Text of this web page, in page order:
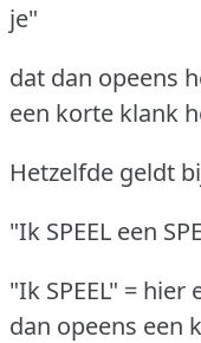
je"
dat dan opeens
een korte klank
Hetzelfde geldt
"Ik SPEEL een
"Ik SPEEL" = hier
dan opeens een